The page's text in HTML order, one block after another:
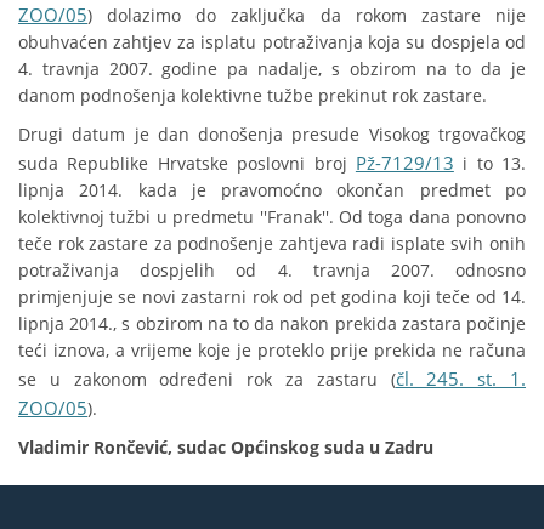
ZOO/05) dolazimo do zaključka da rokom zastare nije
obuhvaćen zahtjev za isplatu potraživanja koja su dospjela od
4. travnja 2007. godine pa nadalje, s obzirom na to da je
danom podnošenja kolektivne tužbe prekinut rok zastare.
Drugi datum je dan donošenja presude Visokog trgovačkog
suda Republike Hrvatske poslovni broj Pž-7129/13 i to 13.
lipnja 2014. kada je pravomoćno okončan predmet po
kolektivnoj tužbi u predmetu ''Franak''. Od toga dana ponovno
teče rok zastare za podnošenje zahtjeva radi isplate svih onih
potraživanja dospjelih od 4. travnja 2007. odnosno
primjenjuje se novi zastarni rok od pet godina koji teče od 14.
lipnja 2014., s obzirom na to da nakon prekida zastara počinje
teći iznova, a vrijeme koje je proteklo prije prekida ne računa
se u zakonom određeni rok za zastaru (čl. 245. st. 1.
ZOO/05).
Vladimir Rončević, sudac Općinskog suda u Zadru